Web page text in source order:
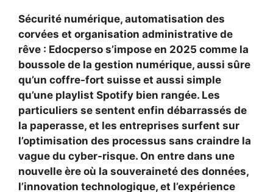
Sécurité numérique, automatisation des
corvées et organisation administrative de
rêve : Edocperso s’impose en 2025 comme la
boussole de la gestion numérique, aussi sûre
qu’un coffre-fort suisse et aussi simple
qu’une playlist Spotify bien rangée. Les
particuliers se sentent enfin débarrassés de
la paperasse, et les entreprises surfent sur
l’optimisation des processus sans craindre la
vague du cyber-risque. On entre dans une
nouvelle ère où la souveraineté des données,
l’innovation technologique, et l’expérience